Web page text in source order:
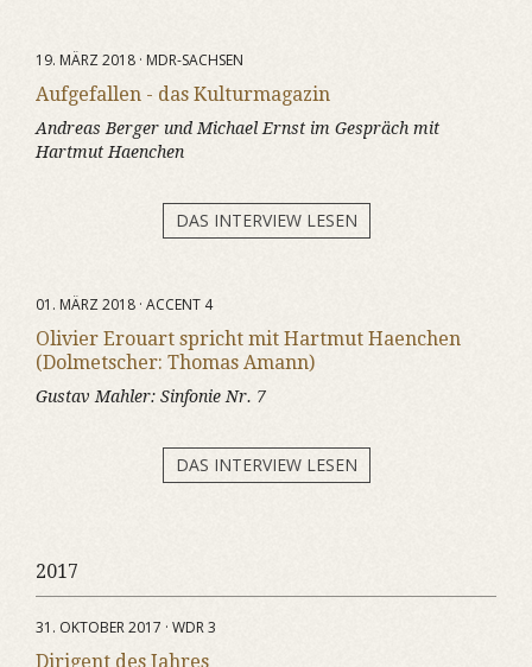
19. MÄRZ 2018 · MDR-SACHSEN
Aufgefallen - das Kulturmagazin
Andreas Berger und Michael Ernst im Gespräch mit
Hartmut Haenchen
DAS INTERVIEW LESEN
01. MÄRZ 2018 · ACCENT 4
Olivier Erouart spricht mit Hartmut Haenchen
(Dolmetscher: Thomas Amann)
Gustav Mahler: Sinfonie Nr. 7
DAS INTERVIEW LESEN
2017
31. OKTOBER 2017 · WDR 3
Dirigent des Jahres